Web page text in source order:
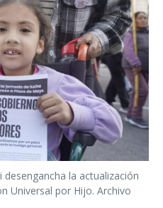
la actualización
Universal por Hijo. Archivo